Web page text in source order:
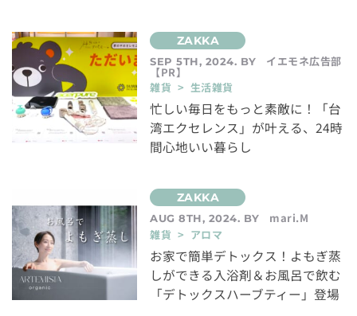
SEP 5TH, 2024. BY イエモネ広告部
【PR】
雑貨 > 生活雑貨
忙しい毎日をもっと素敵に！「台
湾エクセレンス」が叶える、24時
間心地いい暮らし
AUG 8TH, 2024. BY
mari.M
雑貨 > アロマ
お家で簡単デトックス！よもぎ蒸
しができる入浴剤＆お風呂で飲む
「デトックスハーブティー」登場